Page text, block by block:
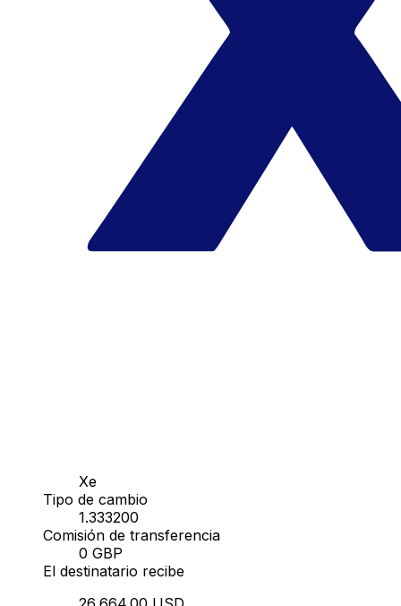
Xe
Tipo de cambio
1.333200
Comisión de transferencia
0 GBP
El destinatario recibe